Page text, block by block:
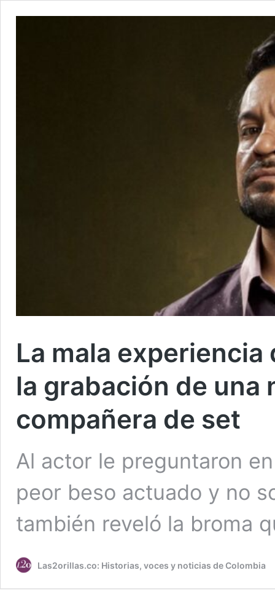
La mala
la grabación de una
compañera de set
Al actor le preguntaron
peor beso actuado y no
también reveló la broma
Las2orillas.co: Historias, voces y noticias de Colombia